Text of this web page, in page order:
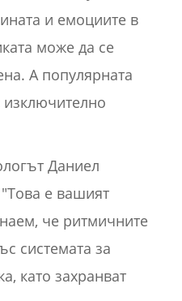
и емоциите в
може да се
А популярната
изключително
Даниел
е вашият
че ритмичните
системата за
като захранват